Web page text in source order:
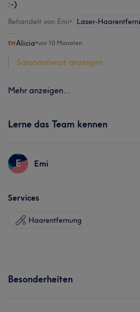
:-)
Behandelt von Emi• Laser-
Alicia•vor 10 Monaten
Salonantwort anzeigen
Mehr anzeigen...
Lerne das Team kennen
E Emi
Services
Haarentfernung
Besonderheiten